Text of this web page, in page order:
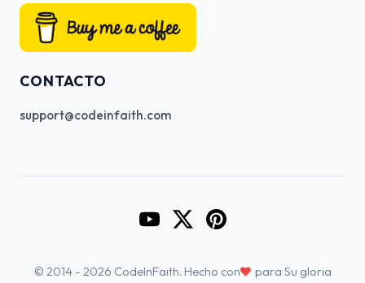
CONTACTO
support@codeinfaith.com
Go to CodeInFaith's YouTube
Go to CodeInFaith's Twitter
Go to CodeInFaith's
© 2014 - 2026 CodeInFaith. Hecho con♥ para Su gloria